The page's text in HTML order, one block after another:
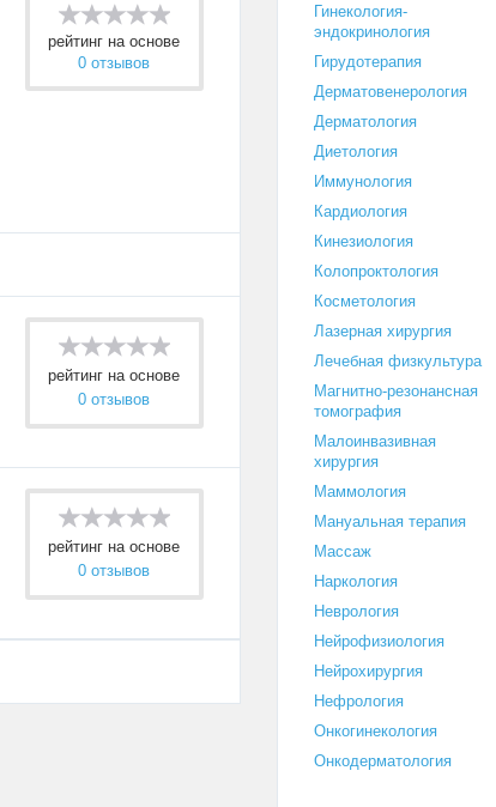
рейтинг на основе
0 отзывов
рейтинг на основе
0 отзывов
рейтинг на основе
0 отзывов
Гинекология-
эндокринология
Гирудотерапия
Дерматовенерология
Дерматология
Диетология
Иммунология
Кардиология
Кинезиология
Колопроктология
Косметология
Лазерная хирургия
Лечебная физкультура
Магнитно-резонансная
томография
Малоинвазивная
хирургия
Маммология
Мануальная терапия
Массаж
Наркология
Неврология
Нейрофизиология
Нейрохирургия
Нефрология
Онкогинекология
Онкодерматология